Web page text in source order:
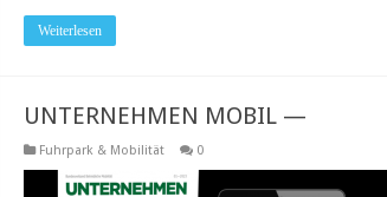
Weiterlesen
UNTERNEHMEN MOBIL —
Fuhrpark & Mobilität 0